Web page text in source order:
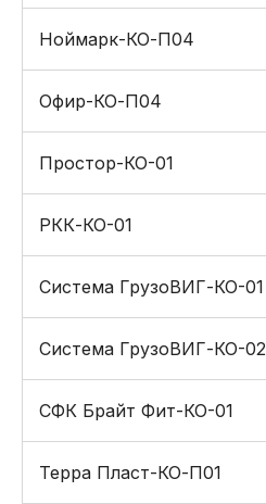
Ноймарк-КО-П04
Офир-КО-П04
Простор-КО-01
РКК-КО-01
Система ГрузоВИГ-КО-01
Система ГрузоВИГ-КО-02
СФК Брайт Фит-КО-01
Терра Пласт-КО-П01